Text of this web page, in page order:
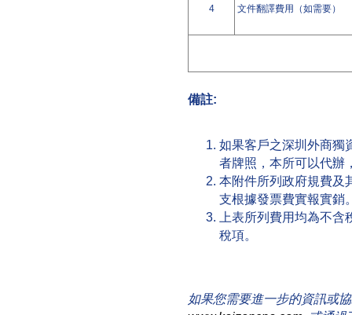
4 文件翻譯費用（如需要）
備註:
如果客戶之深圳外商獨
者牌照，本所可以代辦
本附件所列政府規費及
支根據發票費實報實銷
上表所列費用均為不
稅項。
如果您需要進一步的資訊或